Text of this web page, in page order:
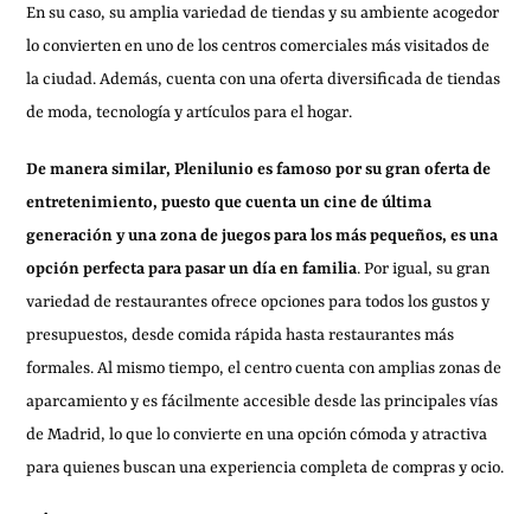
En su caso, su amplia variedad de tiendas y su ambiente acogedor
lo convierten en uno de los centros comerciales más visitados de
la ciudad. Además, cuenta con una oferta diversificada de tiendas
de moda, tecnología y artículos para el hogar.
De manera similar, Plenilunio es famoso por su gran oferta de
entretenimiento, puesto que cuenta un cine de última
generación y una zona de juegos para los más pequeños, es una
opción perfecta para pasar un día en familia. Por igual, su gran
variedad de restaurantes ofrece opciones para todos los gustos y
presupuestos, desde comida rápida hasta restaurantes más
formales. Al mismo tiempo, el centro cuenta con amplias zonas de
aparcamiento y es fácilmente accesible desde las principales vías
de Madrid, lo que lo convierte en una opción cómoda y atractiva
para quienes buscan una experiencia completa de compras y ocio.